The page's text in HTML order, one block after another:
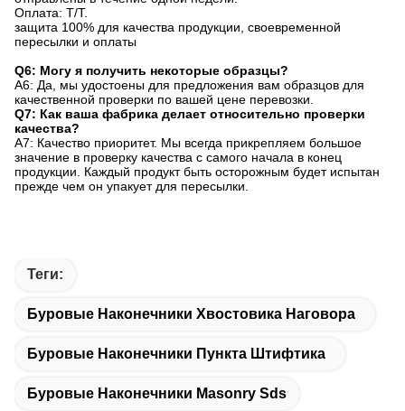
Оплата: T/T.
защита 100% для качества продукции, своевременной
пересылки и оплаты
Q6: Могу я получить некоторые образцы?
A6: Да, мы удостоены для предложения вам образцов для
качественной проверки по вашей цене перевозки.
Q7: Как ваша фабрика делает относительно проверки
качества?
A7: Качество приоритет. Мы всегда прикрепляем большое
значение в проверку качества с самого начала в конец
продукции. Каждый продукт быть осторожным будет испытан
прежде чем он упакует для пересылки.
Теги:
Буровые Наконечники Хвостовика Наговора
Буровые Наконечники Пункта Штифтика
Буровые Наконечники Masonry Sds